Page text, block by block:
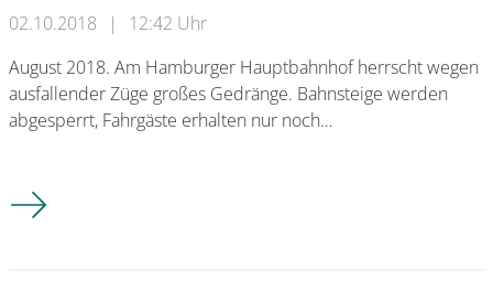
02.10.2018 |
12:42 Uhr
August 2018. Am Hamburger Hauptbahnhof herrscht wegen
ausfallender Züge großes Gedränge. Bahnsteige werden
abgesperrt, Fahrgäste erhalten nur noch…
Crowd-Management in der Praxis: Forschende suchen